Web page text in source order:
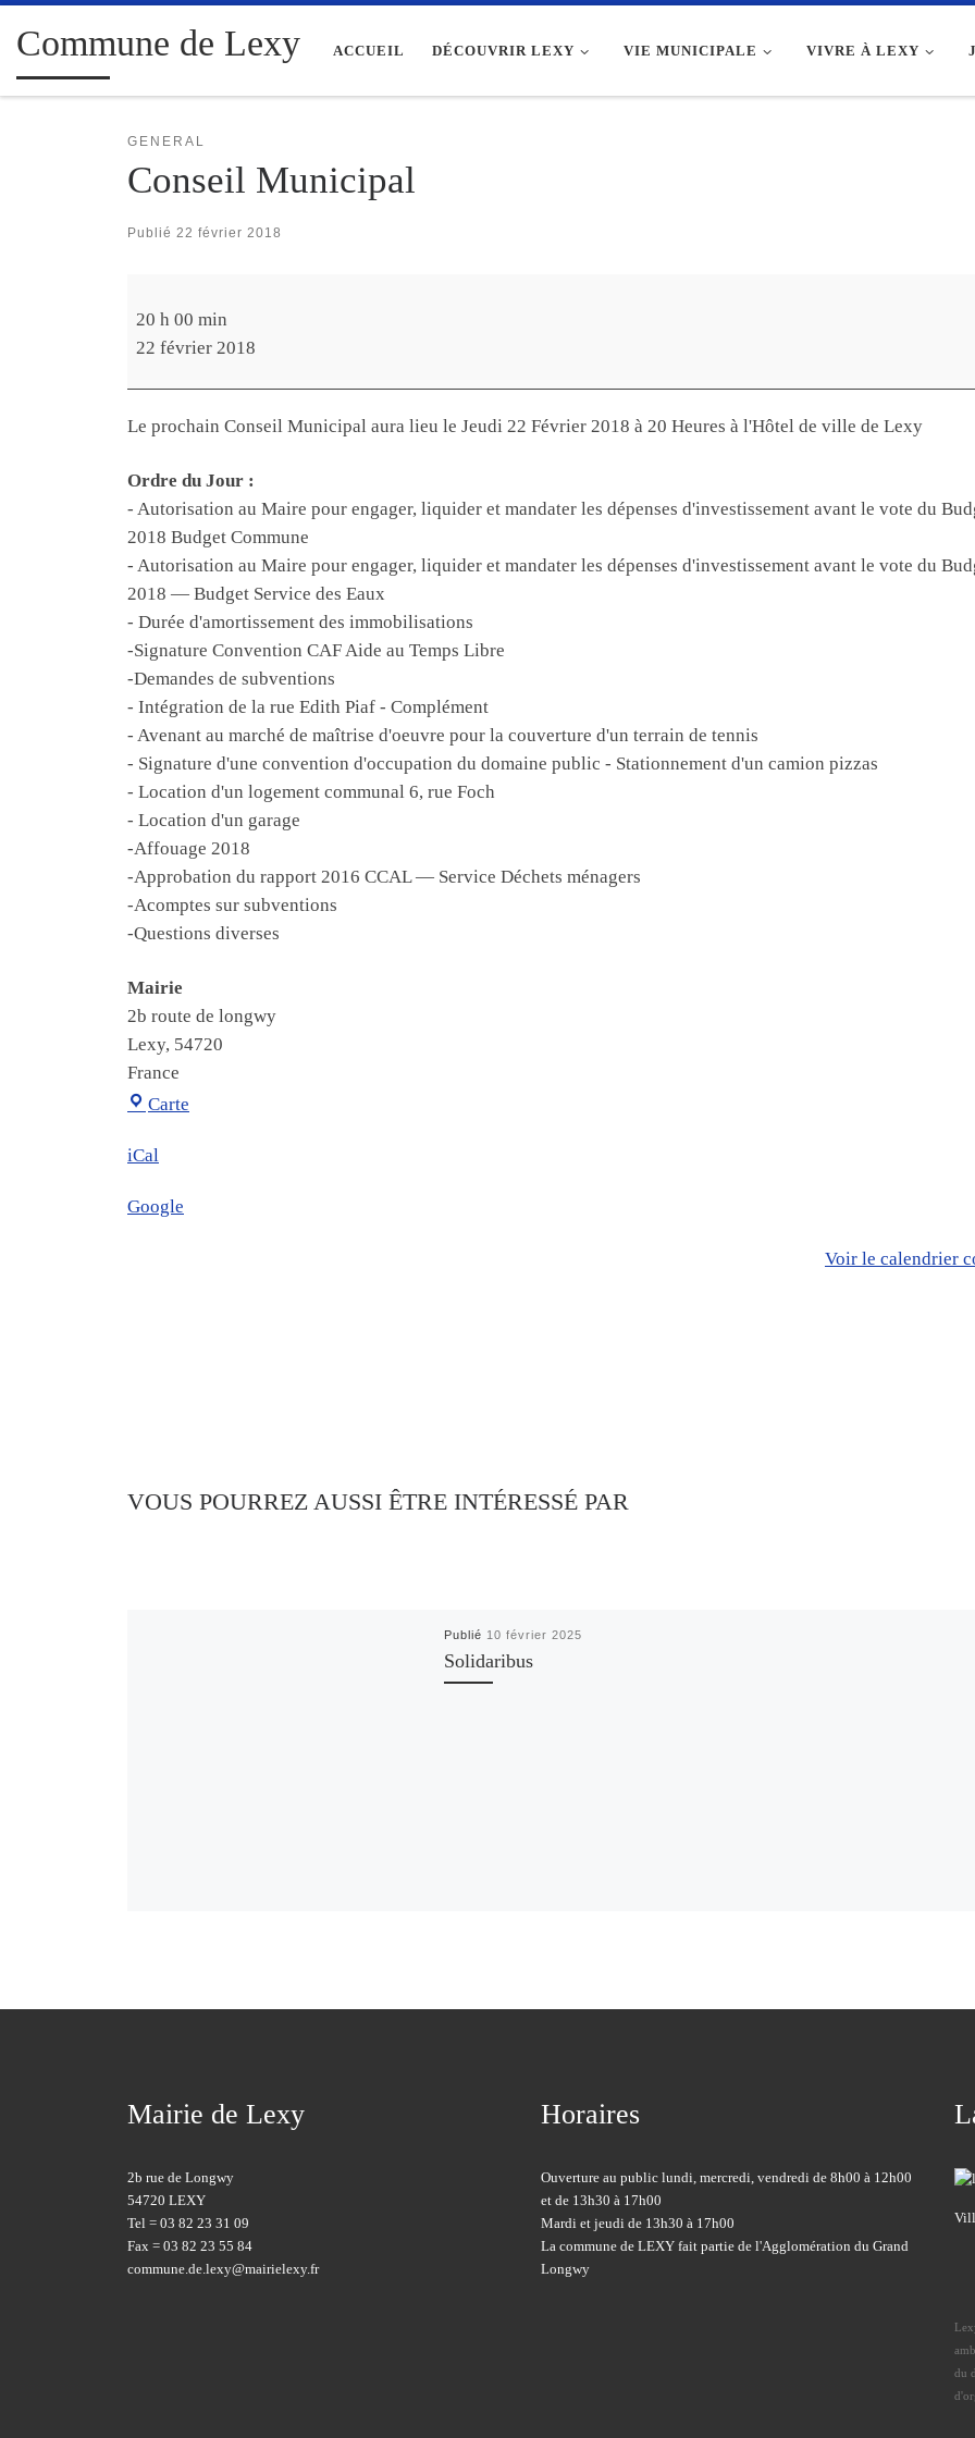
Passer au contenu
Commune de Lexy ACCUEIL DÉCOUVRIR LEXY VIE MUNICIPALE VIVRE À LEXY
GENERAL
Conseil Municipal
Publié 22 février 2018
20 h 00 min
22 février 2018
Le prochain Conseil Municipal aura lieu le Jeudi 22 Février 2018 à 20 Heures à l'Hôtel de ville de Lexy
Ordre du Jour :
- Autorisation au Maire pour engager, liquider et mandater les dépenses d'investissement avant le vote du
2018 Budget Commune
- Autorisation au Maire pour engager, liquider et mandater les dépenses d'investissement avant le vote du
2018 — Budget Service des Eaux
- Durée d'amortissement des immobilisations
-Signature Convention CAF Aide au Temps Libre
-Demandes de subventions
- Intégration de la rue Edith Piaf - Complément
- Avenant au marché de maîtrise d'oeuvre pour la couverture d'un terrain de tennis
- Signature d'une convention d'occupation du domaine public - Stationnement d'un camion pizzas
- Location d'un logement communal 6, rue Foch
- Location d'un garage
-Affouage 2018
-Approbation du rapport 2016 CCAL — Service Déchets ménagers
-Acomptes sur subventions
-Questions diverses
Mairie
2b route de longwy
Lexy, 54720
France
Carte
iCal
Google
Voir le calendrier
VOUS POURREZ AUSSI ÊTRE INTÉRESSÉ PAR
Publié 10 février 2025
Solidaribus
Mairie de Lexy
2b rue de Longwy
54720 LEXY
Tel = 03 82 23 31 09
Fax = 03 82 23 55 84
commune.de.lexy@mairielexy.fr
Horaires
Ouverture au public lundi, mercredi, vendredi de 8h00 à 12h00
et de 13h30 à 17h00
Mardi et jeudi de 13h30 à 17h00
La commune de LEXY fait partie de l'Agglomération du Grand
Longwy
du